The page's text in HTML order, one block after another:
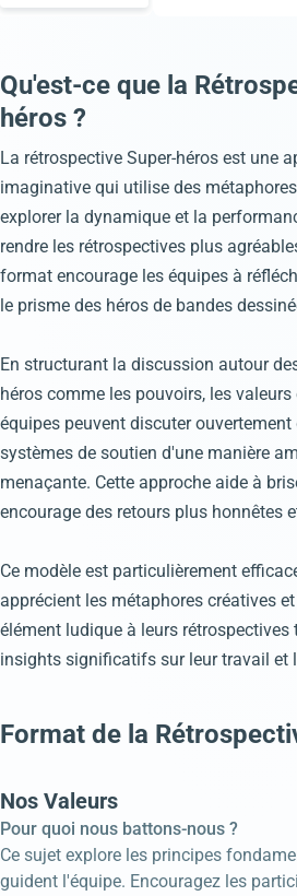
Qu'est-ce que la
héros ?
La rétrospective Super-héros est une
imaginative qui utilise des
explorer la dynamique et la
rendre les rétrospectives plus
format encourage les équipes à
le prisme des héros de bandes
En structurant la discussion autour
héros comme les pouvoirs, les
équipes peuvent discuter
systèmes de soutien d'une manière
menaçante. Cette approche aide à
encourage des retours plus honnêtes
Ce modèle est particulièrement
apprécient les métaphores créatives
élément ludique à leurs
insights significatifs sur leur travail et
Format de la
Nos Valeurs
Pour quoi nous battons-nous ?
Ce sujet explore les principes
guident l'équipe. Encouragez les